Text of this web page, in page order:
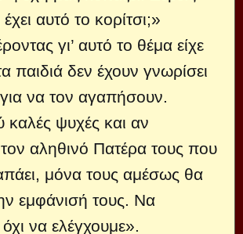
αυτό το κορίτσι;»
γι’ αυτό το θέμα είχε
παιδιά δεν έχουν γνωρίσει
να τον αγαπήσουν.
ψυχές και αν
αληθινό Πατέρα τους που
μόνα τους αμέσως θα
εμφάνισή τους. Να
να ελέγχουμε».